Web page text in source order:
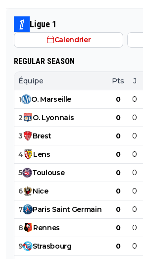
Ligue 1
Calendrier
REGULAR SEASON
Équipe Pts J
1 O. Marseille 0 0
2 O. Lyonnais 0 0
3 Brest 0 0
4 Lens 0 0
5 Toulouse 0 0
6 Nice 0 0
7 Paris Saint Germain 0 0
8 Rennes 0 0
9 Strasbourg 0 0